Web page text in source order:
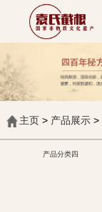
主页> 产品展示>
产品分类四